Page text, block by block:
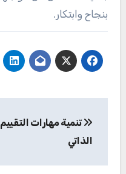
بنجاح وابتكار.
المقالات
تنمية مهارات التقييم
الذاتي